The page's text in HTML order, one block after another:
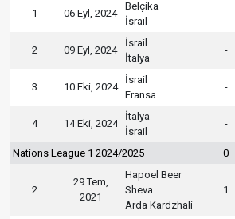
1 06 Eyl, 2024
Belçika
İsrail
-
2 09 Eyl, 2024
İsrail
İtalya
-
3 10 Eki, 2024
İsrail
Fransa
-
4 14 Eki, 2024
İtalya
İsrail
-
Nations League 1 2024/2025 0
2
29 Tem,
2021
Hapoel Beer
Sheva
Arda Kardzhali
1